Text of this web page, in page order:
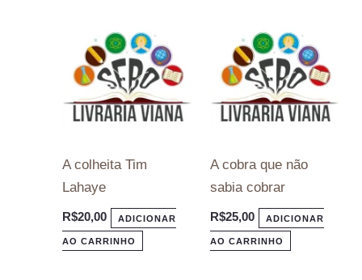
A colheita Tim
Lahaye
R$20,00 ADICIONAR
AO CARRINHO
A cobra que não
sabia cobrar
R$25,00 ADICIONAR
AO CARRINHO